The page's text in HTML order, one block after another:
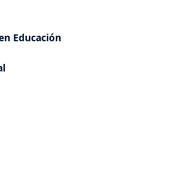
Educación